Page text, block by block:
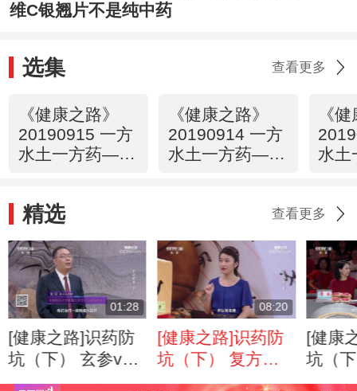
维C银翘片不是纯中药
选集 查看更多
《健康之路》
20190915 一方
水土一方药——
《健康之路》
20190914 一方
水土一方药——
《
水
精选 查看更多
01:28
[健康之路]识药防
坑（下） 玄参vs
沙参
08:20
[健康之路]识药防
坑（下） 复方甘
草片、维C银翘片
[健康
坑（
功效